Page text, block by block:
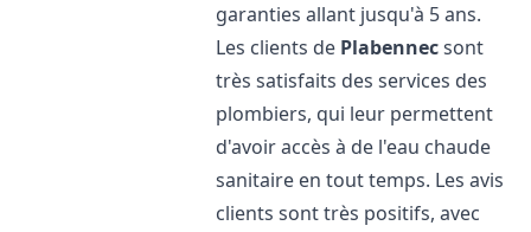
garanties allant jusqu'à 5 ans.
Les clients de Plabennecsont
très satisfaits des services des
plombiers, qui leur permettent
d'avoir accès à de l'eau chaude
sanitaire en tout temps. Les avis
clients sont très positifs, avec